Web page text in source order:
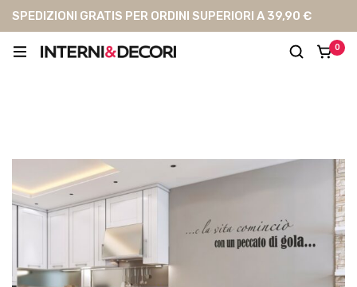
SPEDIZIONI GRATIS PER ORDINI SUPERIORI A 39,90 €
0